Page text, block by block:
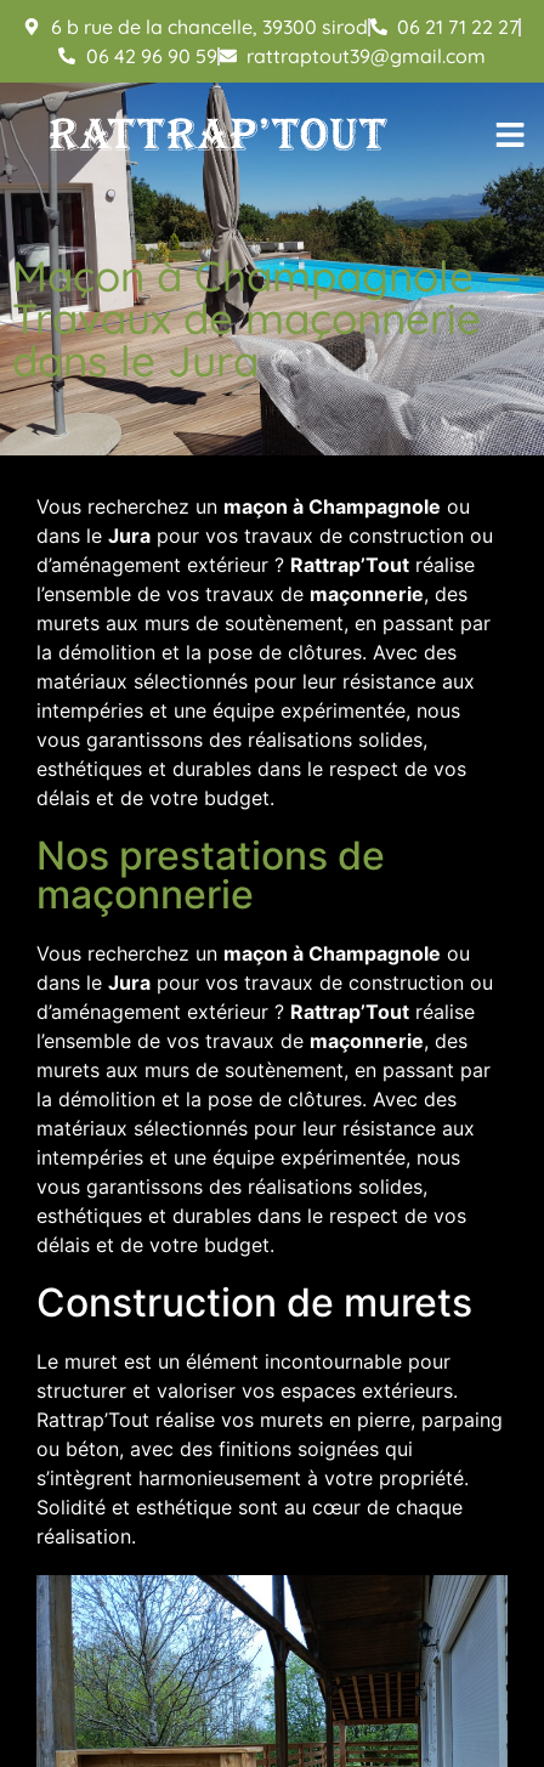
6 b rue de la chancelle, 39300 sirod
06 21 71 22 27
06 42 96 90 59
rattraptout39@gmail.com
Maçon à Champagnole —
Travaux de maçonnerie
dans le Jura
Vous recherchez un maçon à Champagnole ou
dans le Jura pour vos travaux de construction ou
d’aménagement extérieur ? Rattrap’Tout réalise
l’ensemble de vos travaux de maçonnerie, des
murets aux murs de soutènement, en passant par
la démolition et la pose de clôtures. Avec des
matériaux sélectionnés pour leur résistance aux
intempéries et une équipe expérimentée, nous
vous garantissons des réalisations solides,
esthétiques et durables dans le respect de vos
délais et de votre budget.
Nos prestations de
maçonnerie
Vous recherchez un maçon à Champagnole ou
dans le Jura pour vos travaux de construction ou
d’aménagement extérieur ? Rattrap’Tout réalise
l’ensemble de vos travaux de maçonnerie, des
murets aux murs de soutènement, en passant par
la démolition et la pose de clôtures. Avec des
matériaux sélectionnés pour leur résistance aux
intempéries et une équipe expérimentée, nous
vous garantissons des réalisations solides,
esthétiques et durables dans le respect de vos
délais et de votre budget.
Construction de murets
Le muret est un élément incontournable pour
structurer et valoriser vos espaces extérieurs.
Rattrap’Tout réalise vos murets en pierre, parpaing
ou béton, avec des finitions soignées qui
s’intègrent harmonieusement à votre propriété.
Solidité et esthétique sont au cœur de chaque
réalisation.